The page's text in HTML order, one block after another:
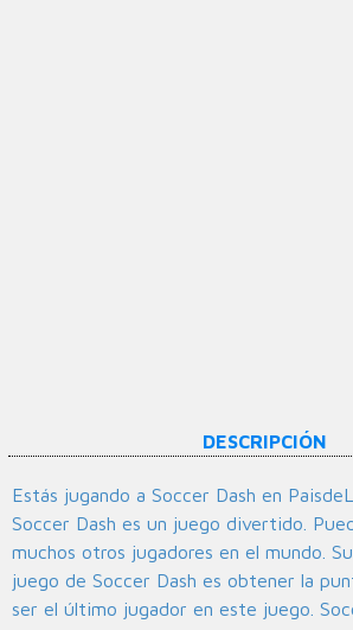
DESCRIPCIÓN
Estás jugando a Soccer Dash en
Soccer Dash es un juego divertido.
muchos otros jugadores en el mundo.
juego de Soccer Dash es obtener la
ser el último jugador en este juego.